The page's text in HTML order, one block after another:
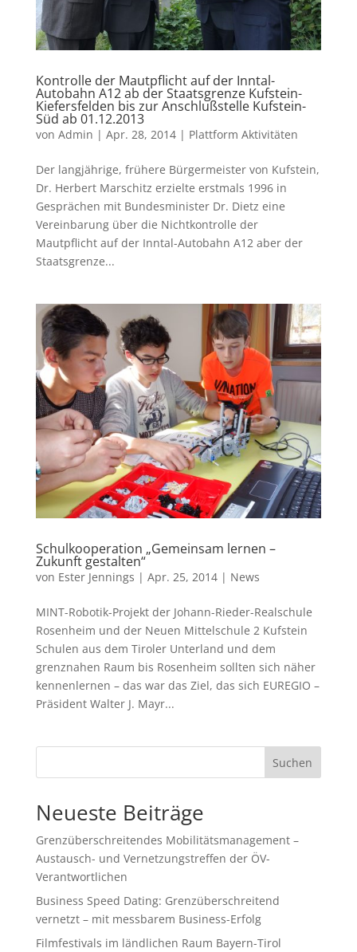
Kontrolle der Mautpflicht auf der Inntal-
Autobahn A12 ab der Staatsgrenze Kufstein-
Kiefersfelden bis zur Anschlußstelle Kufstein-
Süd ab 01.12.2013
von Admin | Apr. 28, 2014| Plattform Aktivitäten
Der langjährige, frühere Bürgermeister von Kufstein,
Dr. Herbert Marschitz erzielte erstmals 1996 in
Gesprächen mit Bundesminister Dr. Dietz eine
Vereinbarung über die Nichtkontrolle der
Mautpflicht auf der Inntal-Autobahn A12 aber der
Staatsgrenze...
Schulkooperation „Gemeinsam lernen –
Zukunft gestalten“
von Ester Jennings | Apr. 25, 2014| News
MINT-Robotik-Projekt der Johann-Rieder-Realschule
Rosenheim und der Neuen Mittelschule 2 Kufstein
Schulen aus dem Tiroler Unterland und dem
grenznahen Raum bis Rosenheim sollten sich näher
kennenlernen – das war das Ziel, das sich EUREGIO –
Präsident Walter J. Mayr...
Suchen
Neueste Beiträge
Grenzüberschreitendes Mobilitätsmanagement –
Austausch- und Vernetzungstreffen der ÖV-
Verantwortlichen
Business Speed Dating: Grenzüberschreitend
vernetzt – mit messbarem Business-Erfolg
Filmfestivals im ländlichen Raum Bayern-Tirol